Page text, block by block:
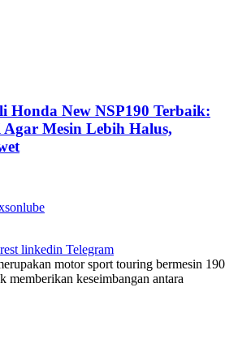
Honda New NSP190 Terbaik:
Mesin Lebih Halus,
linkedin Telegram
motor sport touring bermesin 190
memberikan keseimbangan antara